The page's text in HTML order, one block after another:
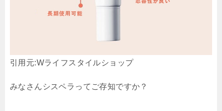
引用元:Wライフスタイルショップ
みなさんシスペラってご存知ですか？